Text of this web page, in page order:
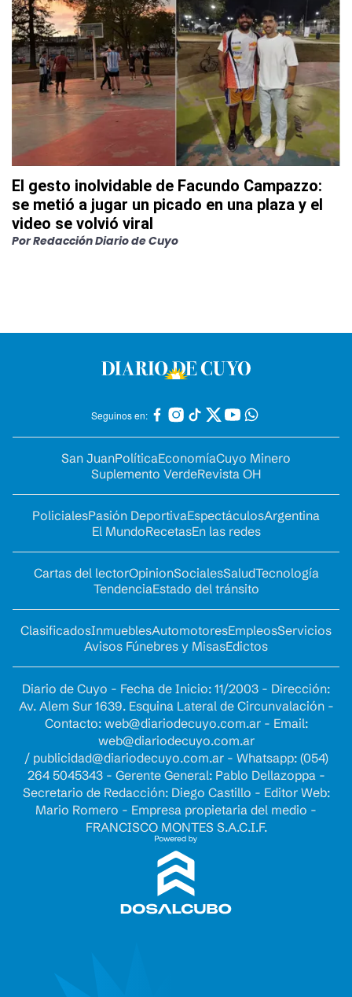
El gesto inolvidable de Facundo Campazzo:
se metió a jugar un picado en una plaza y el
video se volvió viral
PorRedacción Diario de Cuyo
Seguinos en:
San JuanPolíticaEconomíaCuyo Minero
Suplemento VerdeRevista OH
PolicialesPasión DeportivaEspectáculosArgentina
El MundoRecetasEn las redes
Cartas del lectorOpinionSocialesSaludTecnología
TendenciaEstado del tránsito
ClasificadosInmueblesAutomotoresEmpleosServicios
Avisos Fúnebres y MisasEdictos
Diario de Cuyo - Fecha de Inicio: 11/2003 - Dirección:
Av. Alem Sur 1639. Esquina Lateral de Circunvalación -
Contacto: web@diariodecuyo.com.ar- Email:
web@diariodecuyo.com.ar
/ publicidad@diariodecuyo.com.ar- Whatsapp: (054)
264 5045343 - Gerente General: Pablo Dellazoppa -
Secretario de Redacción: Diego Castillo - Editor Web:
Mario Romero - Empresa propietaria del medio -
FRANCISCO MONTES S.A.C.I.F.